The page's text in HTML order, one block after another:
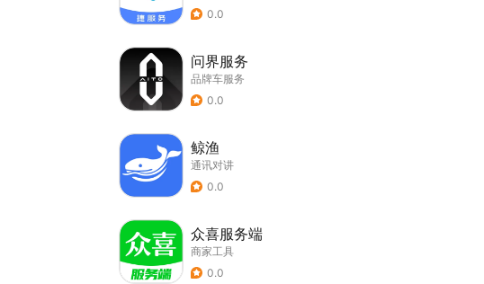
0.0
问界服务
品牌车服务
0.0
鲸渔
通讯对讲
0.0
众喜服务端
商家工具
0.0